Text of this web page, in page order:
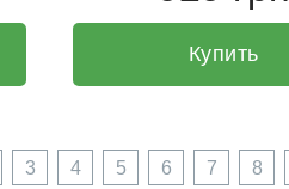
Купить
3 4 5 6 7 8